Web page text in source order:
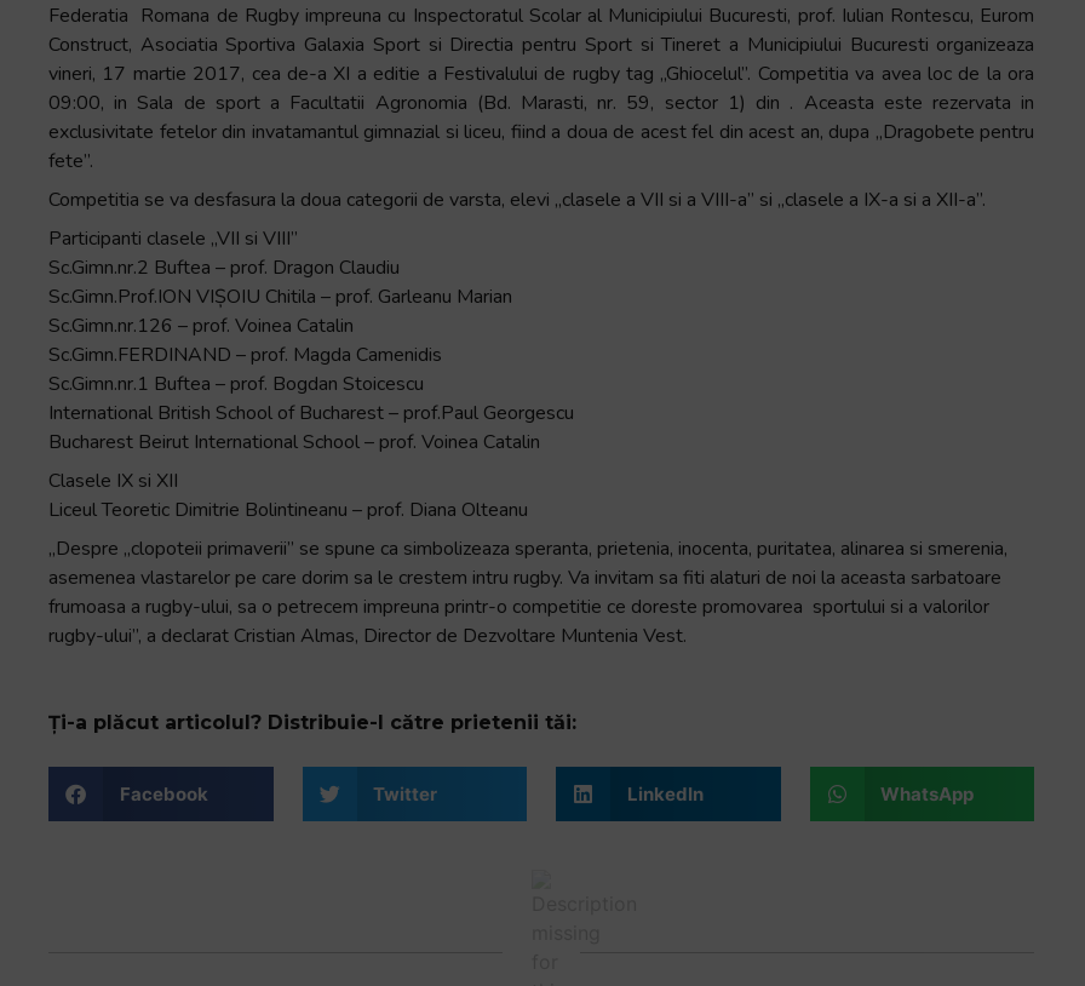
shortcut
activates
screen
reader
navigate
interact
content.
Federatia Romana de Rugby impreuna cu Inspectoratul Scolar al Municipiului Bucuresti, prof. Iulian Rontescu, Eurom
Construct, Asociatia Sportiva Galaxia Sport si Directia pentru Sport si Tineret a Municipiului Bucuresti organizeaza
vineri, 17 martie 2017, cea de-a XI a editie a Festivalului de rugby tag „Ghiocelul”. Competitia va avea loc de la ora
09:00, in Sala de sport a Facultatii Agronomia (Bd. Marasti, nr. 59, sector 1) din . Aceasta este rezervata in
exclusivitate fetelor din invatamantul gimnazial si liceu, fiind a doua de acest fel din acest an, dupa „Dragobete pentru
fete”.
Competitia se va desfasura la doua categorii de varsta, elevi „clasele a VII si a VIII-a” si „clasele a IX-a si a XII-a”.
Participanti clasele „VII si VIII”
Sc.Gimn.nr.2 Buftea – prof. Dragon Claudiu
Sc.Gimn.Prof.ION VIȘOIU Chitila – prof. Garleanu Marian
Sc.Gimn.nr.126 – prof. Voinea Catalin
Sc.Gimn.FERDINAND – prof. Magda Camenidis
Sc.Gimn.nr.1 Buftea – prof. Bogdan Stoicescu
International British School of Bucharest – prof.Paul Georgescu
Bucharest Beirut International School – prof. Voinea Catalin
Clasele IX si XII
Liceul Teoretic Dimitrie Bolintineanu – prof. Diana Olteanu
„Despre „clopoteii primaverii” se spune ca simbolizeaza speranta, prietenia, inocenta, puritatea, alinarea si smerenia,
asemenea vlastarelor pe care dorim sa le crestem intru rugby. Va invitam sa fiti alaturi de noi la aceasta sarbatoare
frumoasa a rugby-ului, sa o petrecem impreuna printr-o competitie ce doreste promovarea sportului si a valorilor
rugby-ului”, a declarat Cristian Almas, Director de Dezvoltare Muntenia Vest.
Ți-a plăcut articolul? Distribuie-l către prietenii tăi:
Facebook Twitter LinkedIn WhatsApp